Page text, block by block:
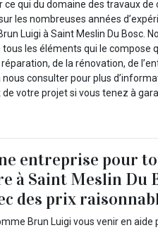
qui du domaine des travaux de
les nombreuses années
Luigi à Saint Meslin Du Bosc.
les éléments qui le compose
de la rénovation, de
consulter pour plus
votre projet si vous tenez à
entreprise pour
à Saint Meslin Du
des prix
Brun Luigi vous venir en aide